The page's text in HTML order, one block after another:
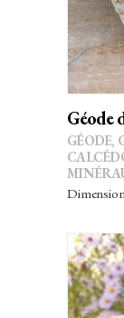
Géode
GÉODE,